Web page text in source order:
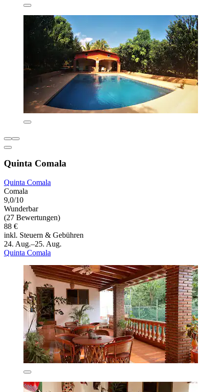
Quinta Comala
Quinta Comala
Comala
9,0/10
Wunderbar
(27 Bewertungen)
88 €
inkl. Steuern & Gebühren
24. Aug.–25. Aug.
Quinta Comala